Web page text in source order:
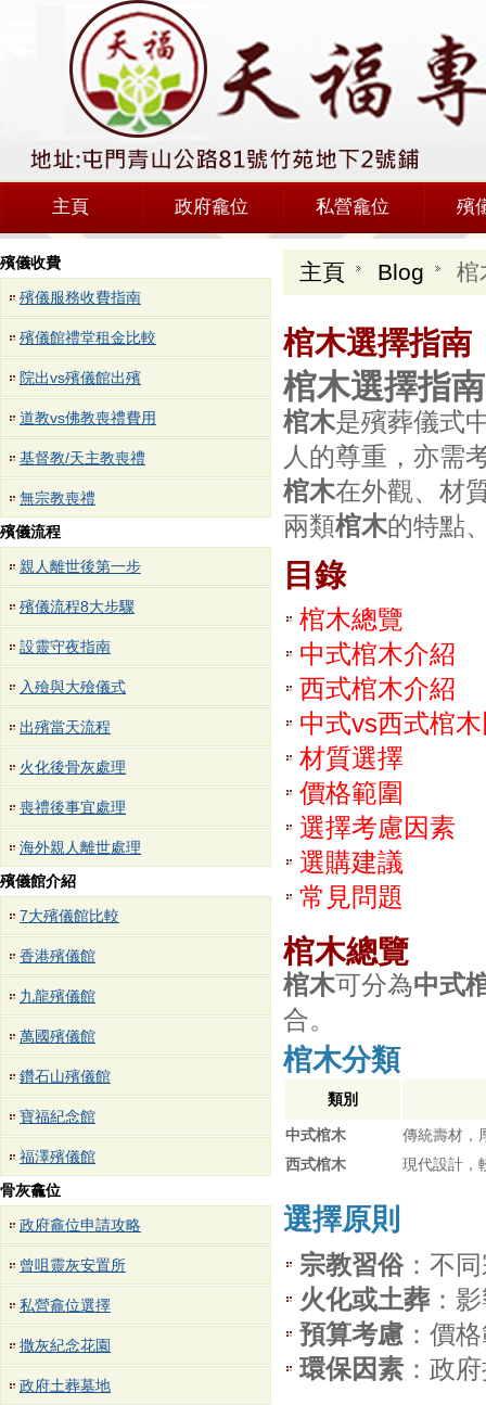
主頁 政府龕位 私營龕位 殯
殯儀收費
殯儀服務收費指南
殯儀館禮堂租金比較
院出vs殯儀館出殯
道教vs佛教喪禮費用
基督教/天主教喪禮
無宗教喪禮
殯儀流程
親人離世後第一步
殯儀流程8大步驟
設靈守夜指南
入殮與大殮儀式
出殯當天流程
火化後骨灰處理
喪禮後事宜處理
海外親人離世處理
殯儀館介紹
7大殯儀館比較
香港殯儀館
九龍殯儀館
萬國殯儀館
鑽石山殯儀館
寶福紀念館
福澤殯儀館
骨灰龕位
政府龕位申請攻略
曾咀靈灰安置所
私營龕位選擇
撒灰紀念花園
政府土葬墓地
主頁 Blog 棺
棺木選擇指南
棺木選擇指
棺木是殯葬儀式
人的尊重，亦需
棺木在外觀、材
兩類棺木的特點
目錄
棺木總覽
中式棺木介紹
西式棺木介紹
中式vs西式棺
材質選擇
價格範圍
選擇考慮因素
選購建議
常見問題
棺木總覽
棺木可分為中式
合。
棺木分類
類別
中式棺木
傳統壽材，
西式棺木
現代設計，
選擇原則
宗教習俗：不
火化或土葬：
預算考慮 ：價
環保因素 ：政